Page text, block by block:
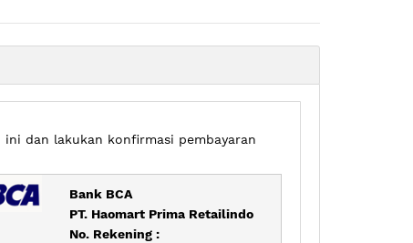
dan lakukan konfirmasi pembayaran
Bank BCA
PT. Haomart Prima Retailindo
No. Rekening :